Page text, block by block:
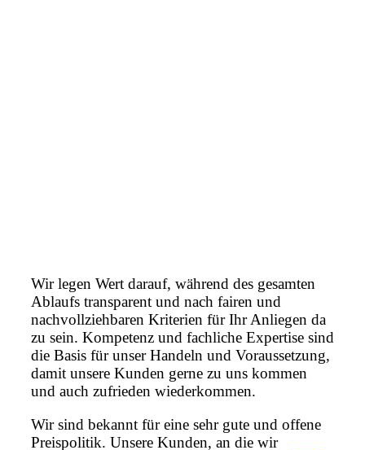
Wir legen Wert darauf, während des gesamten
Ablaufs transparent und nach fairen und
nachvollziehbaren Kriterien für Ihr Anliegen da
zu sein. Kompetenz und fachliche Expertise sind
die Basis für unser Handeln und Voraussetzung,
damit unsere Kunden gerne zu uns kommen
und auch zufrieden wiederkommen.
Wir sind bekannt für eine sehr gute und offene
Preispolitik. Unsere Kunden, an die wir